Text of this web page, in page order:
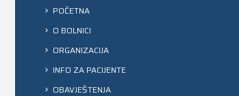
POČETNA
O BOLNICI
ORGANIZACIJA
INFO ZA PACIJENTE
OBAVJEŠTENJA